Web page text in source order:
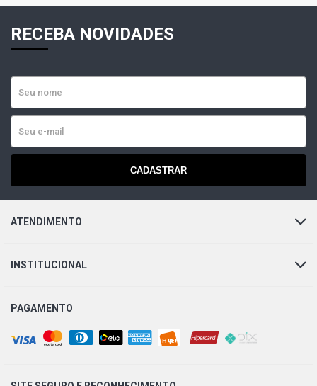
RECEBA NOVIDADES
CADASTRAR
ATENDIMENTO
INSTITUCIONAL
PAGAMENTO